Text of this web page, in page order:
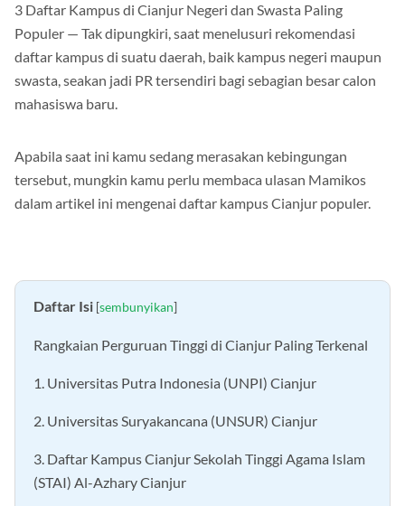
3 Daftar Kampus di Cianjur Negeri dan Swasta Paling
Populer — Tak dipungkiri, saat menelusuri rekomendasi
daftar kampus di suatu daerah, baik kampus negeri maupun
swasta, seakan jadi PR tersendiri bagi sebagian besar calon
mahasiswa baru.
Apabila saat ini kamu sedang merasakan kebingungan
tersebut, mungkin kamu perlu membaca ulasan Mamikos
dalam artikel ini mengenai daftar kampus Cianjur populer.
Daftar Isi [sembunyikan]
Rangkaian Perguruan Tinggi di Cianjur Paling Terkenal
1. Universitas Putra Indonesia (UNPI) Cianjur
2. Universitas Suryakancana (UNSUR) Cianjur
3. Daftar Kampus Cianjur Sekolah Tinggi Agama Islam
(STAI) Al-Azhary Cianjur